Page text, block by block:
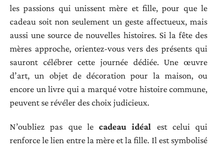
les passions qui unissent mère et fille, pour que le
cadeau soit non seulement un geste affectueux, mais
aussi une source de nouvelles histoires. Si la fête des
mères approche, orientez-vous vers des présents qui
sauront célébrer cette journée dédiée. Une œuvre
d’art, un objet de décoration pour la maison, ou
encore un livre qui a marqué votre histoire commune,
peuvent se révéler des choix judicieux.
N’oubliez pas que le cadeau idéal est celui qui
renforce le lien entre la mère et la fille. Il est symbolisé